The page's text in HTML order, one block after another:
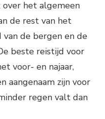
het algemeen
de rest van het
de bergen en de
beste reistijd voor
voor- en najaar,
aangenaam zijn voor
regen valt dan